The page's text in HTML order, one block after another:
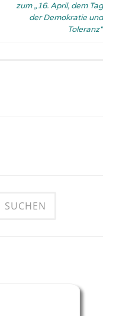
zum „16. April, dem Tag
der Demokratie und
Toleranz“